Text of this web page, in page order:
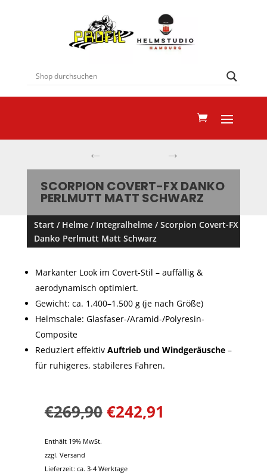
← →
SCORPION COVERT-FX DANKO
PERLMUTT MATT SCHWARZ
Start / Helme/ Integralhelme/ Scorpion Covert-FX
Danko Perlmutt Matt Schwarz
Markanter Look im Covert-Stil – auffällig &
aerodynamisch optimiert.
Gewicht: ca. 1.400–1.500 g (je nach Größe)
Helmschale: Glasfaser-/Aramid-/Polyresin-
Composite
Reduziert effektiv Auftrieb und Windgeräusche–
für ruhigeres, stabileres Fahren.
€269,90 €242,91
Enthält 19% MwSt.
zzgl. Versand
Lieferzeit: ca. 3-4 Werktage